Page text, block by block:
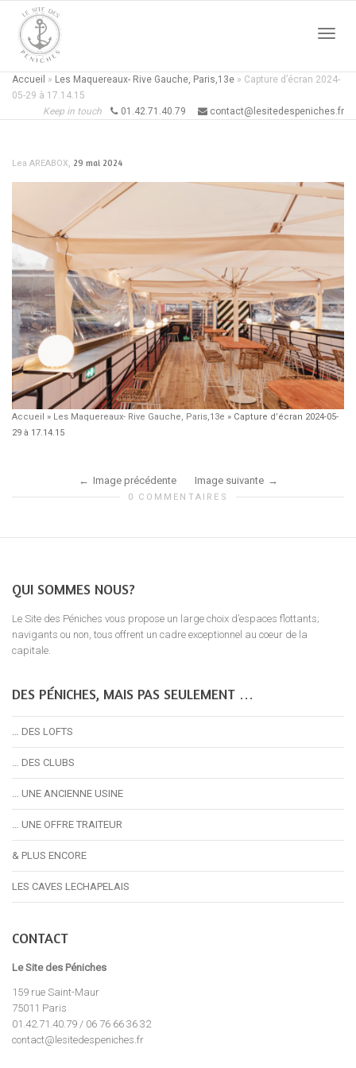
Accueil » Les Maquereaux- Rive Gauche, Paris,13e » Capture d’écran 2024-
05-29 à 17.14.15
Keep in touch
01.42.71.40.79 contact@lesitedespeniches.fr
Lea AREABOX, 29 mai 2024
Accueil » Les Maquereaux- Rive Gauche, Paris,13e » Capture d’écran 2024-05-
29 à 17.14.15
Image précédente Image suivante
0 COMMENTAIRES
QUI SOMMES NOUS?
Le Site des Péniches vous propose un large choix d’espaces flottants;
navigants ou non, tous offrent un cadre exceptionnel au coeur de la
capitale.
DES PÉNICHES, MAIS PAS SEULEMENT …
… DES LOFTS
… DES CLUBS
… UNE ANCIENNE USINE
… UNE OFFRE TRAITEUR
& PLUS ENCORE
LES CAVES LECHAPELAIS
CONTACT
Le Site des Péniches
159 rue Saint-Maur
75011 Paris
01.42.71.40.79 / 06 76 66 36 32
contact@lesitedespeniches.fr